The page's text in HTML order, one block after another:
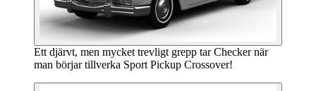
Ett djärvt, men mycket trevligt grepp tar Checker när
man börjar tillverka Sport Pickup Crossover!